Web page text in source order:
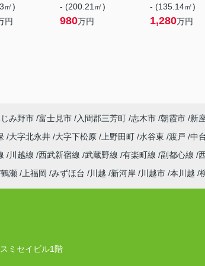
㎡)
円
- (200.21㎡)
980万円
- (135.14㎡)
1,280万円
み野市 富士見市 入間郡三芳町 志木市 朝霞市 新
大字北永井 大字下松原 上野田町 水谷東 渡戸 中
川越線 西武新宿線 武蔵野線 有楽町線 副都心線
鶴瀬 上福岡 みずほ台 川越 新河岸 川越市 本川越
ミセイビル1階